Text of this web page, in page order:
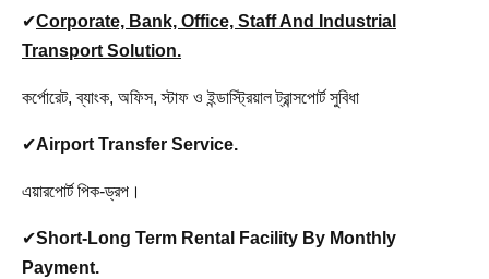
✔Corporate, Bank, Office, Staff And Industrial
Transport Solution.
কর্পোরেট, ব্যাংক, অফিস, স্টাফ ও ইন্ডাস্ট্রিয়াল ট্রান্সপোর্ট সুবিধা
✔Airport Transfer Service.
এয়ারপোর্ট পিক-ড্রপ।
✔Short-Long Term Rental Facility By Monthly
Payment.